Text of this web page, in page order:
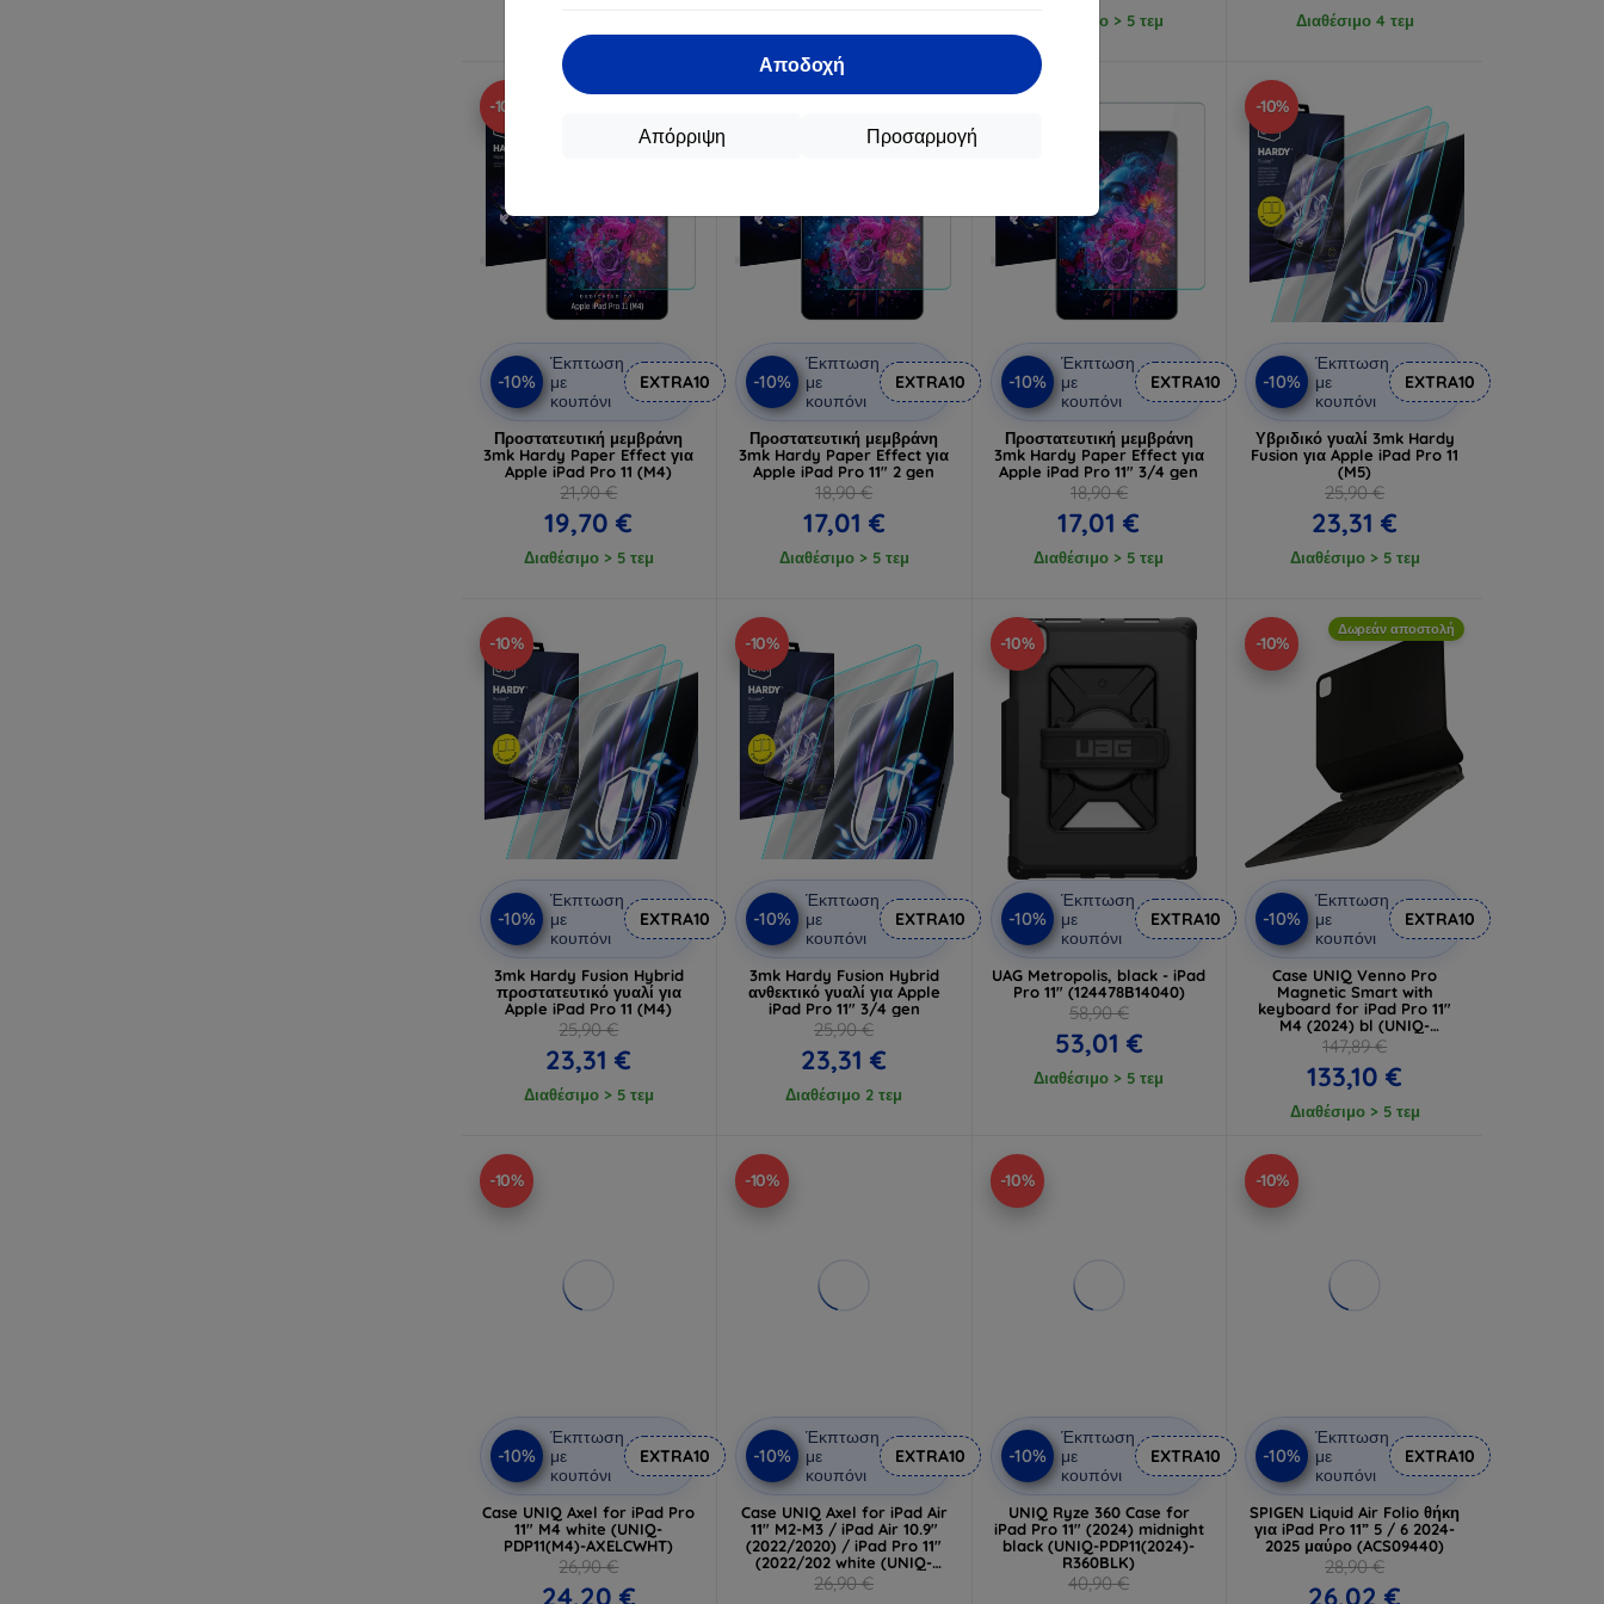
Αποδοχή
Προσαρμογή
Απόρριψη
Διαθέσιμο > 5 τεμ Διαθέσιμο > 5 τεμ
Διαθέσιμο > 5 τεμ Διαθέσιμο 4 τεμ
-10%
-10%
Έκπτωση
με
κουπόνι
EXTRA10
Προστατευτική μεμβράνη
3mk Hardy Paper Effect για
Apple iPad Pro 11 (M4)
21,90 €
19,70 €
Διαθέσιμο > 5 τεμ
-10%
Έκπτωση
με
κουπόνι
EXTRA10
Προστατευτική μεμβράνη
3mk Hardy Paper Effect για
Apple iPad Pro 11" 2 gen
18,90 €
17,01 €
Διαθέσιμο > 5 τεμ
-10%
Έκπτωση
με
κουπόνι
EXTRA10
Προστατευτική μεμβράνη
3mk Hardy Paper Effect για
Apple iPad Pro 11" 3/4 gen
18,90 €
17,01 €
Διαθέσιμο > 5 τεμ
-10%
-10%
Έκπτωση
με
κουπόνι
EXTRA10
Υβριδικό γυαλί 3mk Hardy
Fusion για Apple iPad Pro 11
(M5)
25,90 €
23,31 €
Διαθέσιμο > 5 τεμ
-10%
-10%
Έκπτωση
με
κουπόνι
EXTRA10
3mk Hardy Fusion Hybrid
προστατευτικό γυαλί για
Apple iPad Pro 11 (M4)
25,90 €
23,31 €
Διαθέσιμο > 5 τεμ
-10%
-10%
Έκπτωση
με
κουπόνι
EXTRA10
3mk Hardy Fusion Hybrid
ανθεκτικό γυαλί για Apple
iPad Pro 11" 3/4 gen
25,90 €
23,31 €
Διαθέσιμο 2 τεμ
-10%
-10%
Έκπτωση
με
κουπόνι
EXTRA10
UAG Metropolis, black - iPad
Pro 11" (124478B14040)
58,90 €
53,01 €
Διαθέσιμο > 5 τεμ
-10%
Δωρεάν αποστολή
-10%
Έκπτωση
με
κουπόνι
EXTRA10
Case UNIQ Venno Pro
Magnetic Smart with
keyboard for iPad Pro 11"
M4 (2024) bl (UNIQ-
PDP11(M4)-VENPROGBLK)
147,89 €
133,10 €
Διαθέσιμο > 5 τεμ
-10%
-10%
Έκπτωση
με
κουπόνι
EXTRA10
Case UNIQ Axel for iPad Pro
11" M4 white (UNIQ-
PDP11(M4)-AXELCWHT)
26,90 €
24,20 €
-10%
-10%
Έκπτωση
με
κουπόνι
EXTRA10
Case UNIQ Axel for iPad Air
11" M2-M3 / iPad Air 10.9"
(2022/2020) / iPad Pro 11"
(2022/202 white (UNIQ-
PDA11(M2)-AXELCWHT)
26,90 €
-10%
-10%
Έκπτωση
με
κουπόνι
EXTRA10
UNIQ Ryze 360 Case for
iPad Pro 11" (2024) midnight
black (UNIQ-PDP11(2024)-
R360BLK)
40,90 €
-10%
-10%
Έκπτωση
με
κουπόνι
EXTRA10
SPIGEN Liquid Air Folio θήκη
για iPad Pro 11” 5 / 6 2024-
2025 μαύρο (ACS09440)
28,90 €
26,02 €